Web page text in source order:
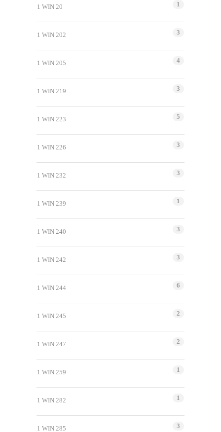
1 WIN 20 1
1 WIN 202 3
1 WIN 205 4
1 WIN 219 3
1 WIN 223 5
1 WIN 226 3
1 WIN 232 3
1 WIN 239 1
1 WIN 240 3
1 WIN 242 3
1 WIN 244 6
1 WIN 245 2
1 WIN 247 2
1 WIN 259 1
1 WIN 282 1
1 WIN 285 3